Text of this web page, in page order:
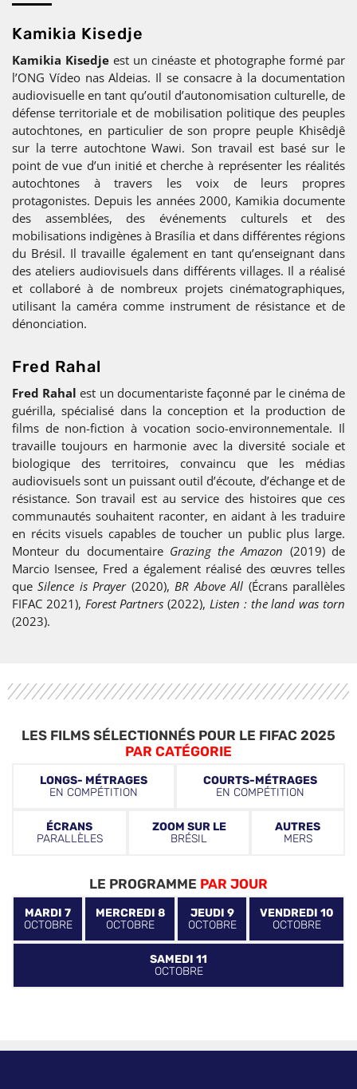
Kamikia Kisedje
Kamikia Kisedje est un cinéaste et photographe formé par
l’ONG Vídeo nas Aldeias. Il se consacre à la documentation
audiovisuelle en tant qu’outil d’autonomisation culturelle, de
défense territoriale et de mobilisation politique des peuples
autochtones, en particulier de son propre peuple Khisêdjê
sur la terre autochtone Wawi. Son travail est basé sur le
point de vue d’un initié et cherche à représenter les réalités
autochtones à travers les voix de leurs propres
protagonistes. Depuis les années 2000, Kamikia documente
des assemblées, des événements culturels et des
mobilisations indigènes à Brasília et dans différentes régions
du Brésil. Il travaille également en tant qu’enseignant dans
des ateliers audiovisuels dans différents villages. Il a réalisé
et collaboré à de nombreux projets cinématographiques,
utilisant la caméra comme instrument de résistance et de
dénonciation.
Fred Rahal
Fred Rahal est un documentariste façonné par le cinéma de
guérilla, spécialisé dans la conception et la production de
films de non-fiction à vocation socio-environnementale. Il
travaille toujours en harmonie avec la diversité sociale et
biologique des territoires, convaincu que les médias
audiovisuels sont un puissant outil d’écoute, d’échange et de
résistance. Son travail est au service des histoires que ces
communautés souhaitent raconter, en aidant à les traduire
en récits visuels capables de toucher un public plus large.
Monteur du documentaire Grazing the Amazon (2019) de
Marcio Isensee, Fred a également réalisé des œuvres telles
queSilence is Prayer(2020),BR Above All (Écrans parallèles
FIFAC 2021), Forest Partners (2022), Listen : the land was torn
(2023).
LES FILMS SÉLECTIONNÉS POUR LE FIFAC 2025
PAR CATÉGORIE
LONGS- MÉTRAGES
EN COMPÉTITION
COURTS-MÉTRAGES
EN COMPÉTITION
ÉCRANS
PARALLÈLES
ZOOM SUR LE
BRÉSIL
AUTRES
MERS
LE PROGRAMME PAR JOUR
MARDI 7
OCTOBRE
MERCREDI 8
OCTOBRE
JEUDI 9
OCTOBRE
VENDREDI 10
OCTOBRE
SAMEDI 11
OCTOBRE